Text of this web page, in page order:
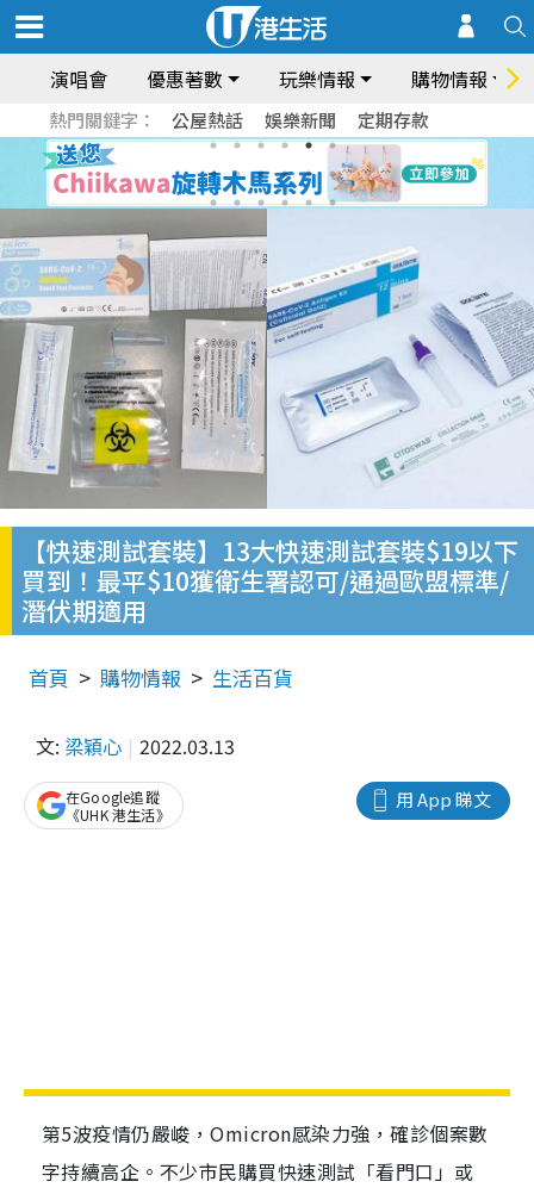
演唱會 優惠著數 玩樂情報 購物情報
熱門關鍵字： 公屋熱話 娛樂新聞 定期存款
【快速測試套裝】13大快速測試套裝$19以下
買到！最平$10獲衛生署認可/通過歐盟標準/
潛伏期適用
首頁 購物情報 生活百貨
文: 梁穎心 2022.03.13
用 App 睇文
在Google追蹤
《UHK 港生活》
第5波疫情仍嚴峻，Omicron感染力強，確診個案數
字持續高企。不少市民購買快速測試「看門口」或